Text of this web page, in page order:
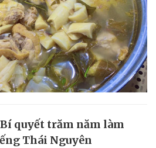
quyết trăm năm làm
Thái Nguyên